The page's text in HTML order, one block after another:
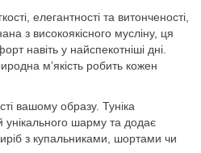
елегантності та витонченості,
з високоякісного мусліну, ця
навіть у найспекотніші дні.
м’якість робить кожен
вашому образу. Туніка
унікального шарму та додає
з купальниками, шортами чи